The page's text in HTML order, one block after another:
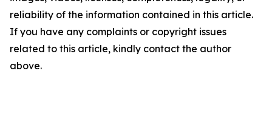
reliability of the information contained in this article.
If you have any complaints or copyright issues
related to this article, kindly contact the author
above.